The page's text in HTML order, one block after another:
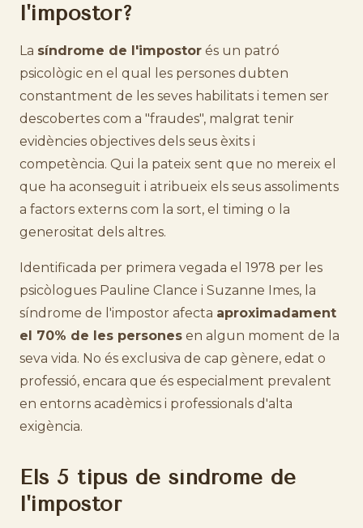
l'impostor?
La síndrome de l'impostor és un patró
psicològic en el qual les persones dubten
constantment de les seves habilitats i temen ser
descobertes com a "fraudes", malgrat tenir
evidències objectives dels seus èxits i
competència. Qui la pateix sent que no mereix el
que ha aconseguit i atribueix els seus assoliments
a factors externs com la sort, el timing o la
generositat dels altres.
Identificada per primera vegada el 1978 per les
psicòlogues Pauline Clance i Suzanne Imes, la
síndrome de l'impostor afecta aproximadament
el 70% de les persones en algun moment de la
seva vida. No és exclusiva de cap gènere, edat o
professió, encara que és especialment prevalent
en entorns acadèmics i professionals d'alta
exigència.
Els 5 tipus de síndrome de
l'impostor